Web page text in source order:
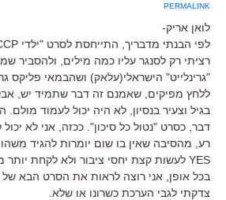
PERMALINK
לואן אריק-
לפי הבנתי מדבריך, התייחסת לסרט "ילדי CCCP" כאל "סרט רע"
רציתי רק לסנגר עליו כמה מילים, ולהסביר
"גרינלייט" הישראלי(עלאק) ושהבמאי פליקס
ללחץ מפיקים, שאמנם זה דבר שתמיד יש, אבל
בגיל וצעיר בנסיון, לא היה יכול לעמוד
דבר, כסרט "נטול כל סיכון". ככזה, אני לא
רע, מהסיבה שאין בו שום יומרות להגיד
YES לעשות קצת יחסי ציבור ולא לקחת יותר מדי סיכונים.
בכל אופן, אני רוצה לראות את הסרט הבא של
צדקתי לגבי הערכת כשרונו או שלא.